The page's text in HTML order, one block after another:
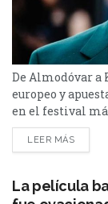
De Almodóvar a
europeo y
en el festival
Cannes vuelve a
edición cargada
LEER MÁS
La película